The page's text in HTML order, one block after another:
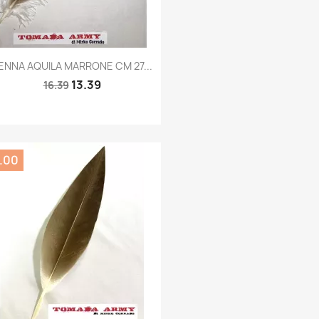
Quick view
AQUILA MARRONE CM 27...
16.39 13.39